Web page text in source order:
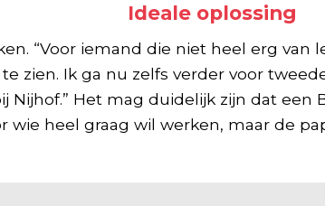
Ideale oplossing
“Voor iemand die niet heel erg
zien. Ik ga nu zelfs verder voor
Het mag duidelijk zijn dat een
wie heel graag wil werken, maar de